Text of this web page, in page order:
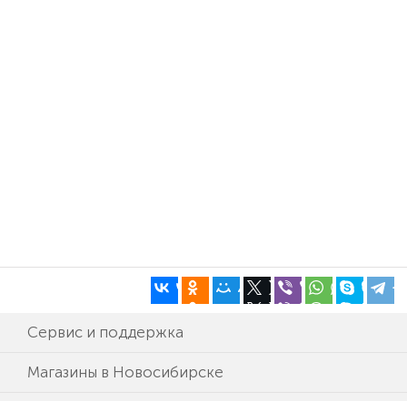
Сервис и поддержка
Магазины в Новосибирске